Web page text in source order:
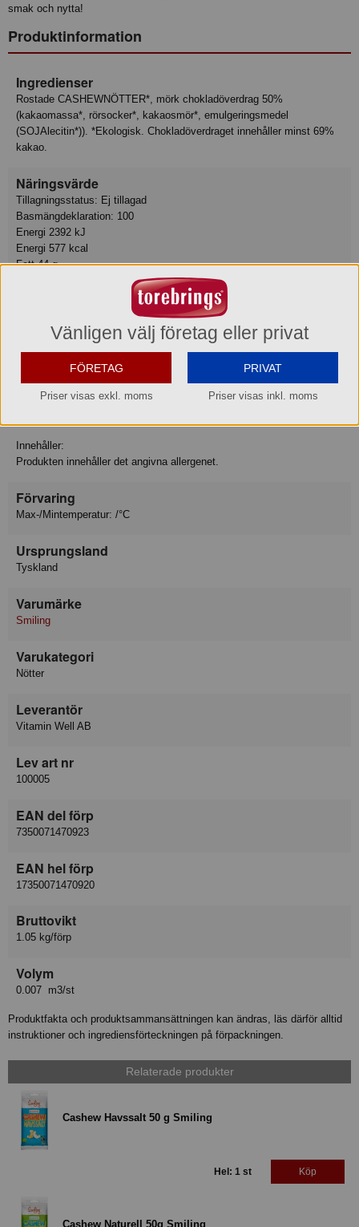
smak och nytta!
Produktinformation
Ingredienser
Rostade CASHEWNÖTTER*, mörk chokladöverdrag 50%
(kakaomassa*, rörsocker*, kakaosmör*, emulgeringsmedel
(SOJAlecitin*)). *Ekologisk. Chokladöverdraget innehåller minst 69%
kakao.
Näringsvärde
Tillagningsstatus: Ej tillagad
Basmängdeklaration: 100
Energi 2392 kJ
Energi 577 kcal
Fett 44 g
Fiber 7.9 g
Motsvarande salt 0.10 g
Allergiinfo
Innehåller:
Produkten innehåller det angivna allergenet.
Förvaring
Max-/Mintemperatur: /°C
Ursprungsland
Tyskland
Varumärke
Smiling
Varukategori
Nötter
Leverantör
Vitamin Well AB
Lev art nr
100005
EAN del förp
7350071470923
EAN hel förp
17350071470920
Bruttovikt
1.05 kg/förp
Volym
0.007 m3/st
Produktfakta och produktsammansättningen kan ändras, läs därför alltid
instruktioner och ingrediensförteckningen på förpackningen.
Relaterade produkter
Cashew Havssalt 50 g Smiling
Hel: 1 st Köp
Cashew Naturell 50g Smiling
Vänligen välj företag eller privat
FÖRETAG
Priser visas exkl. moms
PRIVAT
Priser visas inkl. moms